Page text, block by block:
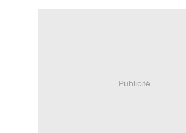
Publicité